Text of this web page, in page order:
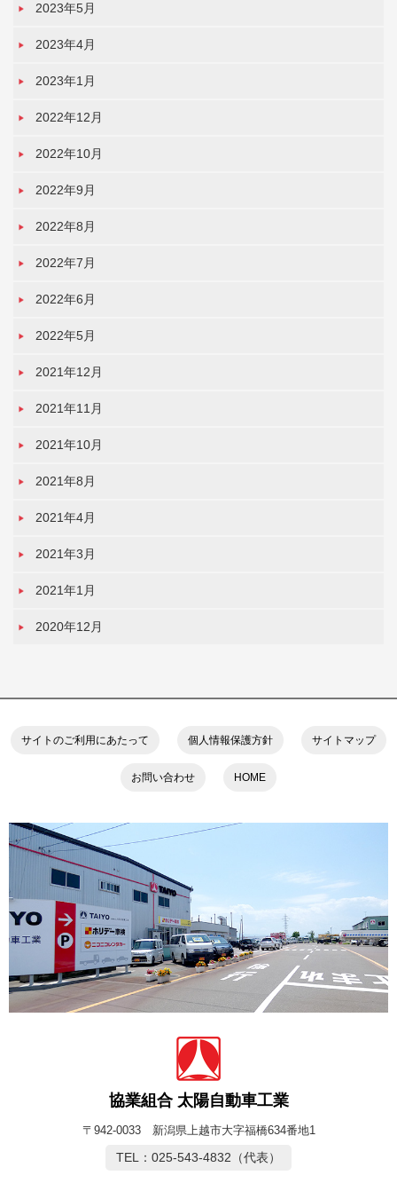
2023年5月
2023年4月
2023年1月
2022年12月
2022年10月
2022年9月
2022年8月
2022年7月
2022年6月
2022年5月
2021年12月
2021年11月
2021年10月
2021年8月
2021年4月
2021年3月
2021年1月
2020年12月
サイトのご利用にあたって 個人情報保護方針 サイトマップ
お問い合わせ HOME
協業組合 太陽自動車工業
〒942-0033 新潟県上越市大字福橋634番地1
TEL：025-543-4832（代表）